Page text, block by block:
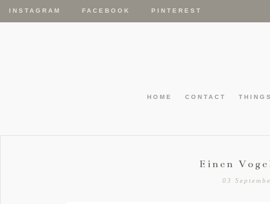
INSTAGRAM FACEBOOK PINTEREST
HOME CONTACT
Einen
03